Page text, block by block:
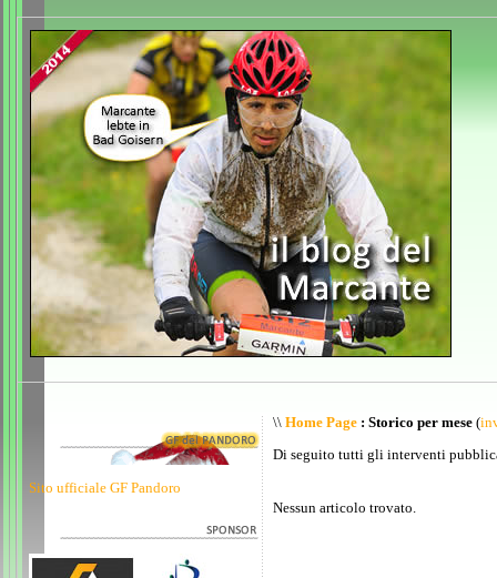
Sito ufficiale GF Pandoro
\\ Home Page : Storico per mese (
Di seguito tutti gli interventi
Nessun articolo trovato.